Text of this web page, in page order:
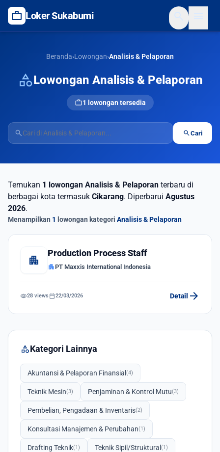
work Loker Sukabumi
Beranda›Lowongan›Analisis & Pelaporan
categoryLowongan Analisis & Pelaporan
work1 lowongan tersedia
search searchCari
Temukan 1 lowongan Analisis & Pelaporan terbaru di
berbagai kota termasuk Cikarang. Diperbarui Agustus
2026.
Menampilkan 1 lowongan kategori Analisis & Pelaporan
apartment
Production Process Staff
apartmentPT Maxxis International Indonesia
visibility28 views calendar_today22/03/2026 Detail arrow_forward
categoryKategori Lainnya
Akuntansi & Pelaporan Finansial (4)
Teknik Mesin(3) Penjaminan & Kontrol Mutu(3)
Pembelian, Pengadaan & Inventaris(2)
Konsultasi Manajemen & Perubahan(1)
Drafting Teknik(1) Teknik Sipil/Struktural (1)